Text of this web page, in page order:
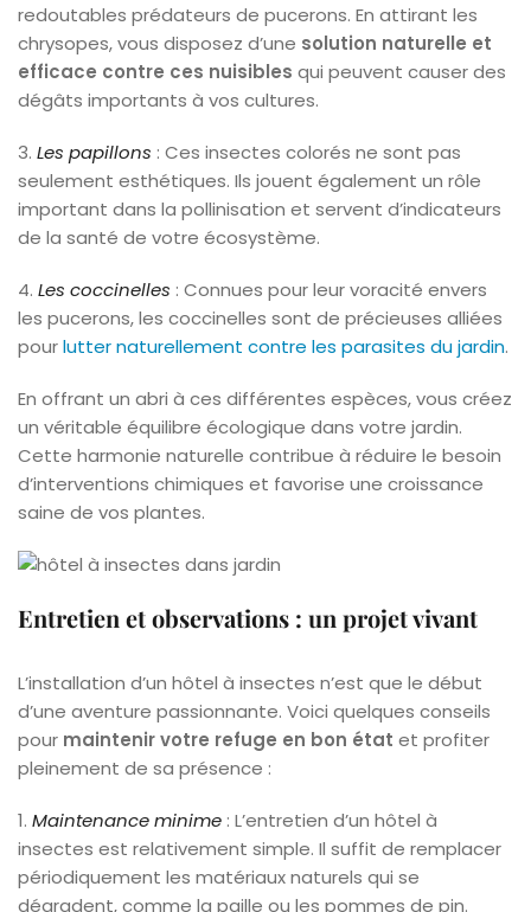
redoutables prédateurs de pucerons. En attirant les
chrysopes, vous disposez d’une solution naturelle et
efficace contre ces nuisibles qui peuvent causer des
dégâts importants à vos cultures.
3. Les papillons : Ces insectes colorés ne sont pas
seulement esthétiques. Ils jouent également un rôle
important dans la pollinisation et servent d’indicateurs
de la santé de votre écosystème.
4. Les coccinelles : Connues pour leur voracité envers
les pucerons, les coccinelles sont de précieuses alliées
pourlutter naturellement contre les parasites du jardin.
En offrant un abri à ces différentes espèces, vous créez
un véritable équilibre écologique dans votre jardin.
Cette harmonie naturelle contribue à réduire le besoin
d’interventions chimiques et favorise une croissance
saine de vos plantes.
Entretien et observations : un projet vivant
L’installation d’un hôtel à insectes n’est que le début
d’une aventure passionnante. Voici quelques conseils
pour maintenir votre refuge en bon état et profiter
pleinement de sa présence :
1. Maintenance minime : L’entretien d’un hôtel à
insectes est relativement simple. Il suffit de remplacer
périodiquement les matériaux naturels qui se
dégradent, comme la paille ou les pommes de pin.